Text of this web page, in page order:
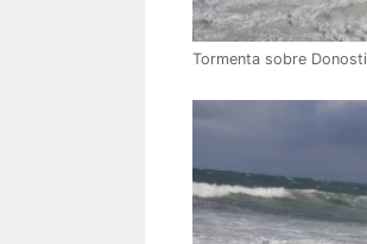
Tormenta sobre Donosti